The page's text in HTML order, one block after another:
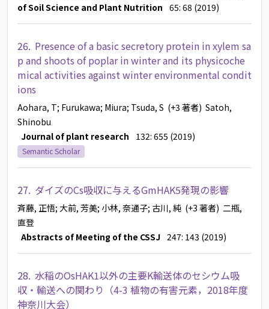
of Soil Science and Plant Nutrition 65: 68 (2019)
26. Presence of a basic secretory protein in xylem sa
p and shoots of poplar in winter and its physicoche
mical activities against winter environmental condit
ions
Aohara, T; Furukawa; Miura; Tsuda, S (+3 著者) Satoh,
Shinobu
Journal of plant research
132: 655 (2019)
Semantic Scholar
27. ダイズのCs吸収に与えるGmHAK5発現の影響
斉藤, 正悟; 大前, 芳美; 小林, 奈通子; 古川, 純 (+3 著者) 二瓶,
直登
Abstracts of Meeting of the CSSJ 247: 143 (2019)
28. 水稲のOsHAK1以外の主要K輸送体のセシウム吸
収・輸送への関わり（4-3 植物の有害元素，2018年度
神奈川大会）